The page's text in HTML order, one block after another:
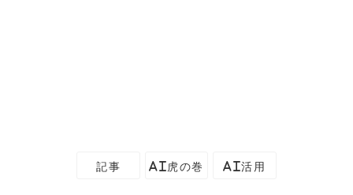
記事 AI虎の巻 AI活用